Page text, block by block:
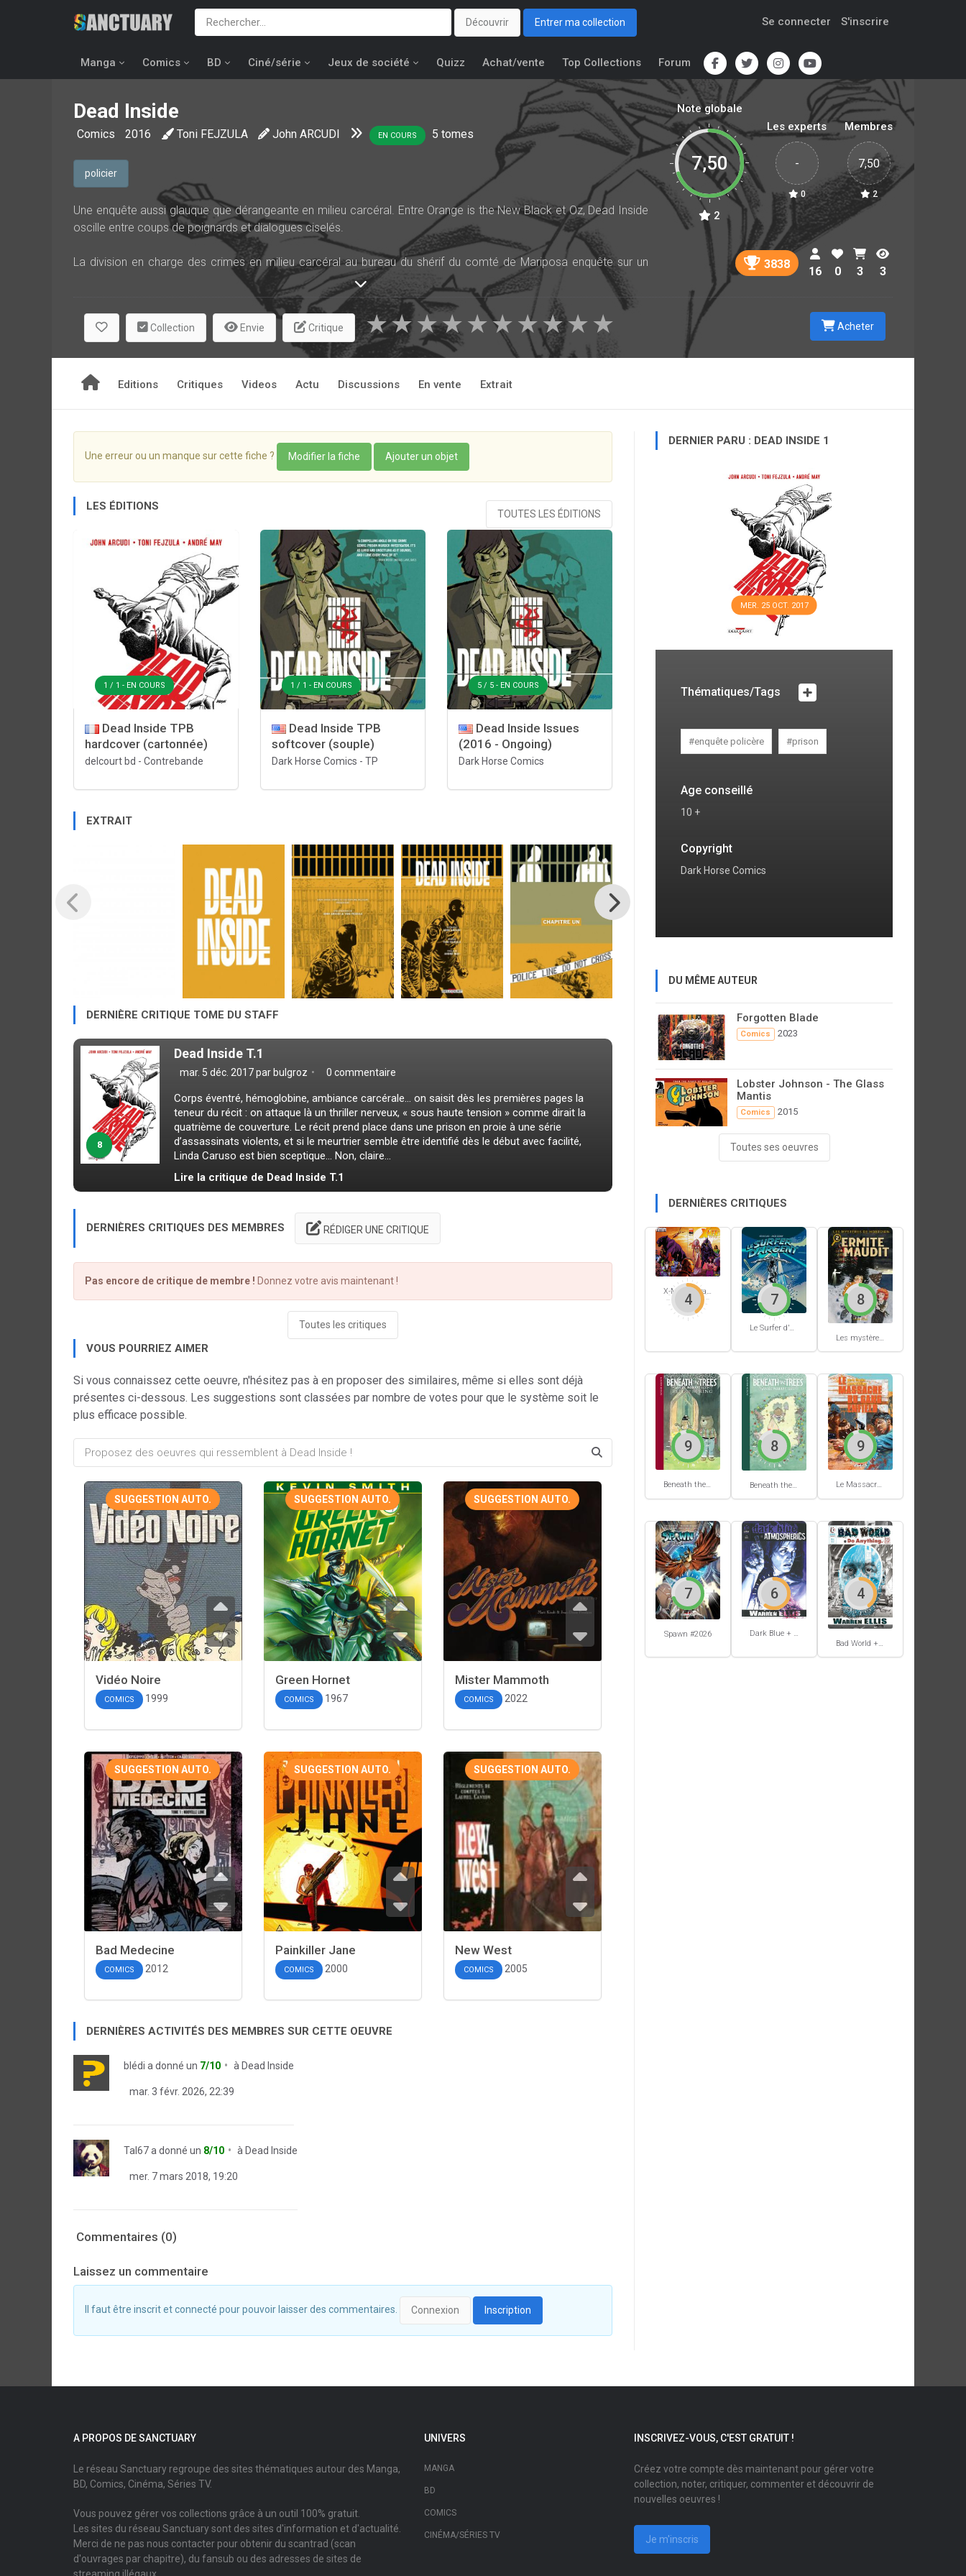
Découvrir Entrer ma collection Se connecter S'inscrire
Manga Comics BD Ciné/série Jeux de société Quizz Achat/vente Top Collections Forum
Dead Inside
Comics 2016 Toni FEJZULA John ARCUDI EN COURS 5 tomes
policier
Une enquête aussi glauque que dérangeante en milieu carcéral. Entre Orange is the New Black et Oz, Dead Inside
oscille entre coups de poignards et dialogues ciselés.
La division en charge des crimes en milieu carcéral au bureau du shérif du comté de Mariposa enquête sur un
crime commis à l’intérieur d’une prison. Avec un nombre limité de suspects qui – de plus – ne peuvent pas s’enfuir,
on peut penser que l’affaire sera vite réglée… Mais ce n’est pas vraiment le cas, comme va le découvrir
l’inspectrice Linda Caruso.
Note globale
7,50
2
Les experts
-
0
Membres
7,50
2
3838
16 0 3 3
Collection Envie Critique ★
★
★
★
★
★
★
★
★
★ Acheter
Editions Critiques Videos Actu Discussions En vente Extrait
Une erreur ou un manque sur cette fiche ? Modifier la fiche Ajouter un objet
LES ÉDITIONS
TOUTES LES ÉDITIONS
1 / 1 - EN COURS
Dead Inside TPB
hardcover (cartonnée)
delcourt bd - Contrebande
1 / 1 - EN COURS
Dead Inside TPB
softcover (souple)
Dark Horse Comics - TP
5 / 5 - EN COURS
Dead Inside Issues
(2016 - Ongoing)
Dark Horse Comics
EXTRAIT
DERNIÈRE CRITIQUE TOME DU STAFF
8
Dead Inside T.1
mar. 5 déc. 2017 par bulgroz 0 commentaire
Corps éventré, hémoglobine, ambiance carcérale… on saisit dès les premières pages la
teneur du récit : on attaque là un thriller nerveux, « sous haute tension » comme dirait la
quatrième de couverture. Le récit prend place dans une prison en proie à une série
d’assassinats violents, et si le meurtrier semble être identifié dès le début avec facilité,
Linda Caruso est bien sceptique... Non, claire...
Lire la critique de Dead Inside T.1
DERNIÈRES CRITIQUES DES MEMBRES RÉDIGER UNE CRITIQUE
Pas encore de critique de membre ! Donnez votre avis maintenant !
Toutes les critiques
VOUS POURRIEZ AIMER
Si vous connaissez cette oeuvre, n'hésitez pas à en proposer des similaires, même si elles sont déjà
présentes ci-dessous. Les suggestions sont classées par nombre de votes pour que le système soit le
plus efficace possible.
SUGGESTION AUTO.
Vidéo Noire
COMICS 1999
SUGGESTION AUTO.
Green Hornet
COMICS 1967
SUGGESTION AUTO.
Mister Mammoth
COMICS 2022
SUGGESTION AUTO.
Bad Medecine
COMICS 2012
SUGGESTION AUTO.
Painkiller Jane
COMICS 2000
SUGGESTION AUTO.
New West
COMICS 2005
DERNIÈRES ACTIVITÉS DES MEMBRES SUR CETTE OEUVRE
blédi a donné un 7/10 à Dead Inside
mar. 3 févr. 2026, 22:39
Tal67a donné un 8/10 à Dead Inside
mer. 7 mars 2018, 19:20
Commentaires (0)
Laissez un commentaire
Il faut être inscrit et connecté pour pouvoir laisser des commentaires. Connexion Inscription
DERNIER PARU : DEAD INSIDE 1
MER. 25 OCT. 2017
Thématiques/Tags
#enquête policère #prison
Age conseillé
10 +
Copyright
Dark Horse Comics
DU MÊME AUTEUR
Forgotten Blade
Comics 2023
Lobster Johnson - The Glass
Mantis
Comics 2015
Toutes ses oeuvres
DERNIÈRES CRITIQUES
X-Men Extra #62
4
Le Surfer d'Argent #5
7
Les mystères de Hobtown #2
8
Beneath the trees where nobody sees #2
9 8
Le Massacre du gang Enfield
9
Spawn #2026
7
Dark Blue + Atmospherics
6 4
A PROPOS DE SANCTUARY
Le réseau Sanctuary regroupe des sites thématiques autour des Manga,
BD, Comics, Cinéma, Séries TV.
Vous pouvez gérer vos collections grâce à un outil 100% gratuit.
Les sites du réseau Sanctuary sont des sites d'information et d'actualité.
Merci de ne pas nous contacter pour obtenir du scantrad (scan
d'ouvrages par chapitre), du fansub ou des adresses de sites de
UNIVERS
MANGA
BD
COMICS
CINÉMA/SÉRIES TV
INSCRIVEZ-VOUS, C'EST GRATUIT !
Créez votre compte dès maintenant pour gérer votre
collection, noter, critiquer, commenter et découvrir de
nouvelles oeuvres !
Je m'inscris